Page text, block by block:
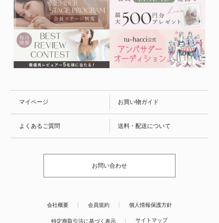
マイページ お買い物ガイド
よくあるご質問 送料・配送について
お問い合わせ
会社概要 会員規約 個人情報保護方針
特定商取引法に基づく表示 サイトマップ